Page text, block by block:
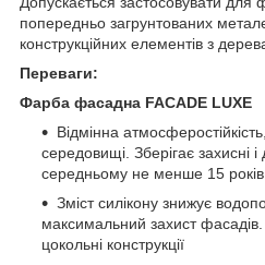
попередньо загрунтованих
конструкційних елементів з
Переваги:
Фарба фасадна FACADE LUXE
Відмінна
середовищі. Зберігає захисні і
середньому не менше 15 років
Зміст силікону знижує
максимальний захист
цокольні конструкції